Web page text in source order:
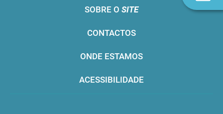
SOBRE O SITE
CONTACTOS
ONDE ESTAMOS
ACESSIBILIDADE